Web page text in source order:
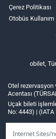
İnternet
Çerez Politikası
Otobüs Kullanım
obilet,
Otel
Acentası
Uçak bileti
No: 4443) |